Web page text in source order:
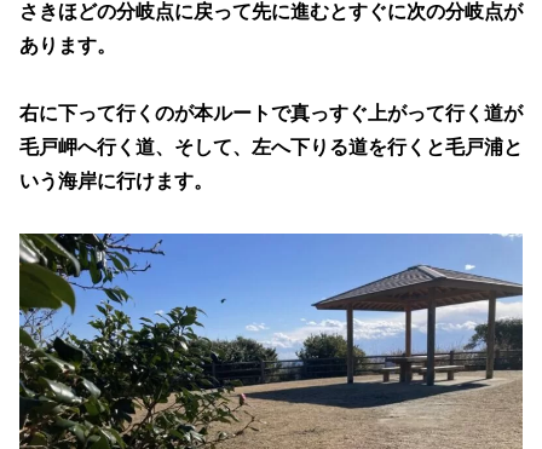
さきほどの分岐点に戻って先に進むとすぐに次の分岐点が
あります。
右に下って行くのが本ルートで真っすぐ上がって行く道が
毛戸岬へ行く道、そして、左へ下りる道を行くと毛戸浦と
いう海岸に行けます。